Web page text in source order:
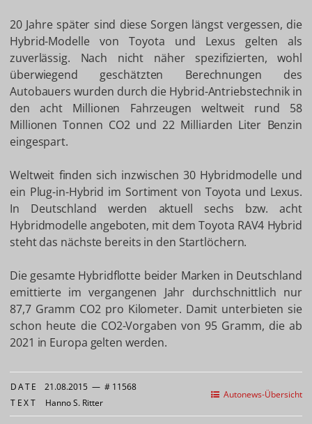
20 Jahre später sind diese Sorgen längst vergessen, die
Hybrid-Modelle von Toyota und Lexus gelten als
zuverlässig. Nach nicht näher spezifizierten, wohl
überwiegend geschätzten Berechnungen des
Autobauers wurden durch die Hybrid-Antriebstechnik in
den acht Millionen Fahrzeugen weltweit rund 58
Millionen Tonnen CO2 und 22 Milliarden Liter Benzin
eingespart.
Weltweit finden sich inzwischen 30 Hybridmodelle und
ein Plug-in-Hybrid im Sortiment von Toyota und Lexus.
In Deutschland werden aktuell sechs bzw. acht
Hybridmodelle angeboten, mit dem Toyota RAV4 Hybrid
steht das nächste bereits in den Startlöchern.
Die gesamte Hybridflotte beider Marken in Deutschland
emittierte im vergangenen Jahr durchschnittlich nur
87,7 Gramm CO2 pro Kilometer. Damit unterbieten sie
schon heute die CO2-Vorgaben von 95 Gramm, die ab
2021 in Europa gelten werden.
Autonews-Übersicht
DATE 21.08.2015 — # 11568
TEXT Hanno S. Ritter